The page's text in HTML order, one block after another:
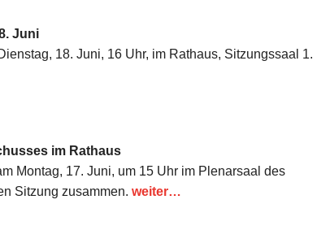
Juni
18. Juni, 16 Uhr, im Rathaus, Sitzungssaal 1.
im Rathaus
Montag, 17. Juni, um 15 Uhr im Plenarsaal des
Sitzung zusammen. weiter…